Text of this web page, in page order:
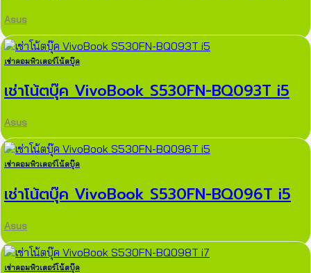
Asus
เช่าคอมพิวเตอร์โน้ตบุ๊ค
เช่าโน้ตบุ๊ค VivoBook S530FN-BQ093T i5
Asus
เช่าคอมพิวเตอร์โน้ตบุ๊ค
เช่าโน้ตบุ๊ค VivoBook S530FN-BQ096T i5
Asus
เช่าคอมพิวเตอร์โน้ตบุ๊ค